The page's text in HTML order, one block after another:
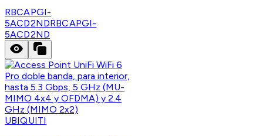
RBCAPGI-
5ACD2NDRBCAPGI-
5ACD2ND
UBIQUITI